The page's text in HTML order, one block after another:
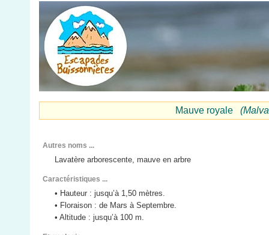
Mauve royale
Autres noms ...
Lavatère arborescente, mauve en arbre
Caractéristiques ...
• Hauteur : jusqu’à 1,50 mètres.
• Floraison : de Mars à Septembre.
• Altitude : jusqu’à 100 m.